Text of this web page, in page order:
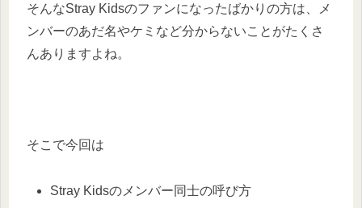
そんなStray Kidsのファンになったばかりの方は、メ
ンバーのあだ名やケミなど分からないことがたくさ
んありますよね。
そこで今回は
Stray Kidsのメンバー同士の呼び方